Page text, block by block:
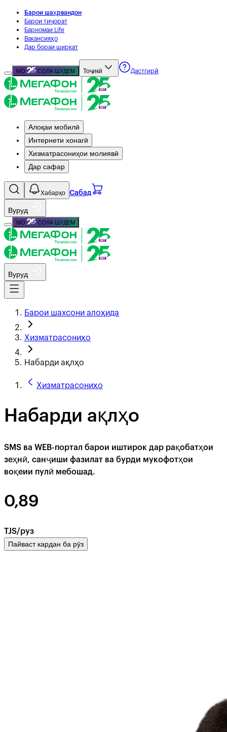
Барои шаҳрвандон
Барои тиҷорат
Барномаи Life
Вакансияҳо
Дар бораи ширкат
МО СОЛА ШУДЕМ Тоҷикӣ Дастгирӣ
Алоқаи мобилӣ
Интернети хонагӣ
Хизматрасониҳои молиявӣ
Дар сафар
Хабарҳо Сабад
Вуруд
МО СОЛА ШУДЕМ
Вуруд
Барои шахсони алоҳида
Хизматрасониҳо
Набарди ақлҳо
Хизматрасониҳо
Набарди ақлҳо
SMS ва WEB-портал барои иштирок дар рақобатҳои
зеҳнӣ, санҷиши фазилат ва бурди мукофотҳои
воқеии пулӣ мебошад.
0,89
TJS/руз
Пайваст кардан ба рӯз